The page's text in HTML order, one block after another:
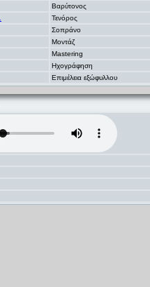
Βαρύτονος
Τενόρος
Σοπράνο
Μοντάζ
Mastering
Ηχογράφηση
Επιμέλεια εξώφυλλου